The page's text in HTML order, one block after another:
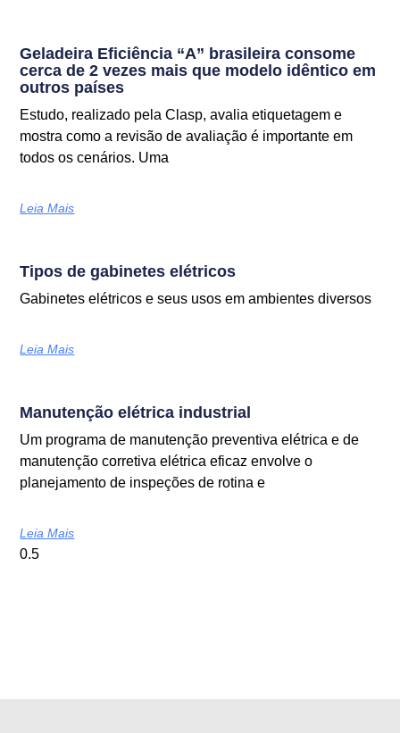
Geladeira Eficiência “A” brasileira consome
cerca de 2 vezes mais que modelo idêntico em
outros países
Estudo, realizado pela Clasp, avalia etiquetagem e
mostra como a revisão de avaliação é importante em
todos os cenários. Uma
Leia Mais
Tipos de gabinetes elétricos
Gabinetes elétricos e seus usos em ambientes diversos
Leia Mais
Manutenção elétrica industrial
Um programa de manutenção preventiva elétrica e de
manutenção corretiva elétrica eficaz envolve o
planejamento de inspeções de rotina e
Leia Mais